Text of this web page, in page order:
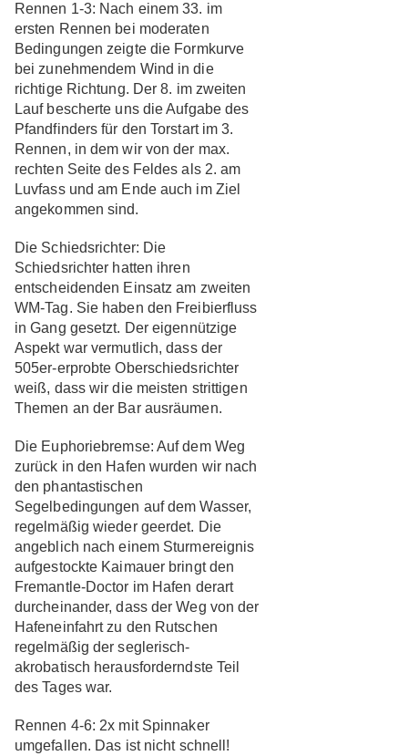
Rennen 1-3: Nach einem 33. im
ersten Rennen bei moderaten
Bedingungen zeigte die Formkurve
bei zunehmendem Wind in die
richtige Richtung. Der 8. im zweiten
Lauf bescherte uns die Aufgabe des
Pfandfinders für den Torstart im 3.
Rennen, in dem wir von der max.
rechten Seite des Feldes als 2. am
Luvfass und am Ende auch im Ziel
angekommen sind.
Die Schiedsrichter: Die
Schiedsrichter hatten ihren
entscheidenden Einsatz am zweiten
WM-Tag. Sie haben den Freibierfluss
in Gang gesetzt. Der eigennützige
Aspekt war vermutlich, dass der
505er-erprobte Oberschiedsrichter
weiß, dass wir die meisten strittigen
Themen an der Bar ausräumen.
Die Euphoriebremse: Auf dem Weg
zurück in den Hafen wurden wir nach
den phantastischen
Segelbedingungen auf dem Wasser,
regelmäßig wieder geerdet. Die
angeblich nach einem Sturmereignis
aufgestockte Kaimauer bringt den
Fremantle-Doctor im Hafen derart
durcheinander, dass der Weg von der
Hafeneinfahrt zu den Rutschen
regelmäßig der seglerisch-
akrobatisch herausforderndste Teil
des Tages war.
Rennen 4-6: 2x mit Spinnaker
umgefallen. Das ist nicht schnell!